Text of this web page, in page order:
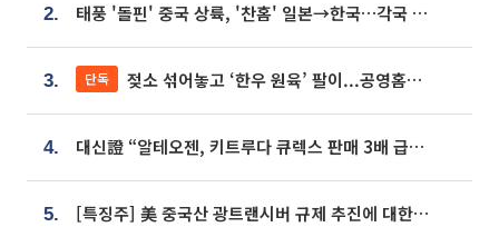
2. 태풍 '돌핀' 중국 상륙, '찬홈' 일본→한국…각국 기상청 예상 경로는?
3. 단독 젖소 섞어놓고 ‘한우 원육’ 팔이...공영홈쇼핑 표기·검증 구멍
4. 대신證 “알테오젠, 키트루다 큐렉스 판매 3배 급증…목표가 41만원 상향”
5. [특징주] 美 중국산 광트랜시버 규제 추진에 대한광통신 등 광통신株 강세